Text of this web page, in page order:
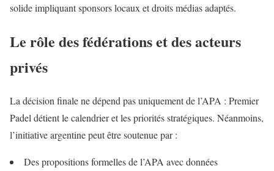
solide impliquant sponsors locaux et droits médias adaptés.
Le rôle des fédérations et des acteurs
privés
La décision finale ne dépend pas uniquement de l’APA : Premier
Padel détient le calendrier et les priorités stratégiques. Néanmoins,
l’initiative argentine peut être soutenue par :
Des propositions formelles de l’APA avec données